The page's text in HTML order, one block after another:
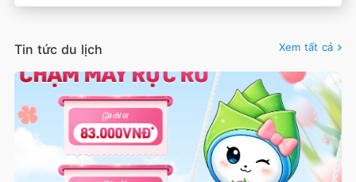
Tin tức du lịch Xem tất cả